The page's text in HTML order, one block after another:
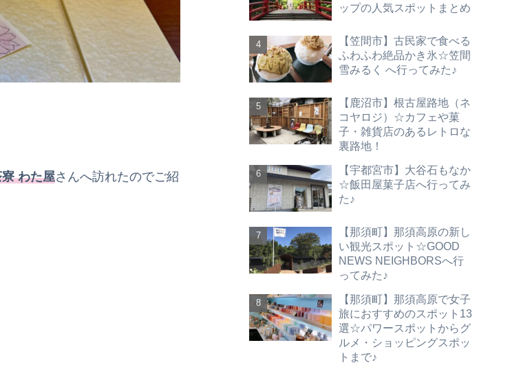
わた屋さんへ訪れたのでご紹
ップの人気スポットまとめ
【笠間市】古民家で食べる
ふわふわ絶品かき氷☆笠間
雪みるく へ行ってみた♪
【鹿沼市】根古屋路地（ネ
コヤロジ）☆カフェや菓
子・雑貨店のあるレトロな
裏路地！
【宇都宮市】大谷石もなか
☆飯田屋菓子店へ行ってみ
た♪
【那須町】那須高原の新し
い観光スポット☆GOOD
NEWS NEIGHBORSへ行
ってみた♪
【那須町】那須高原で女子
旅におすすめのスポット13
選☆パワースポットからグ
ルメ・ショッピングスポッ
トまで♪